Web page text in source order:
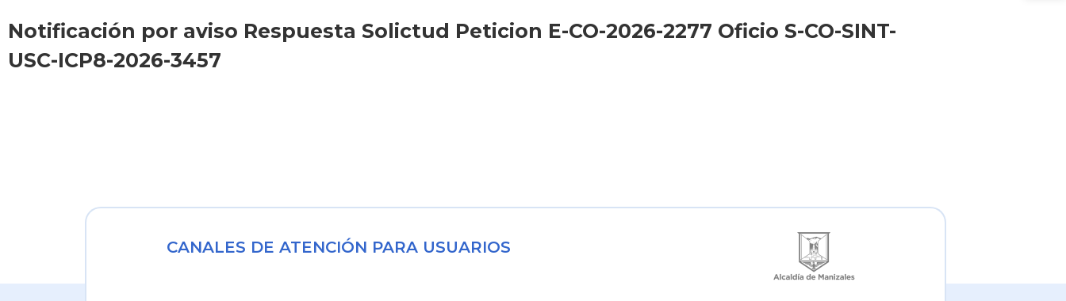
Notificación por aviso Respuesta Solictud Peticion E-CO-2026-2277 Oficio S-CO-SINT-
USC-ICP8-2026-3457
CANALES DE ATENCIÓN PARA USUARIOS